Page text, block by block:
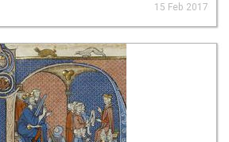
15 Feb 2017